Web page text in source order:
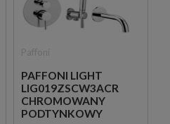
PAFFONI LIGHT
LIG019ZSCW3ACR
CHROMOWANY
PODTYNKOWY